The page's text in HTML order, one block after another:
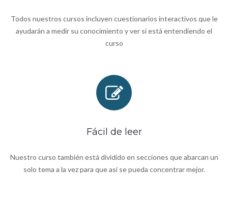
Todos nuestros cursos incluyen cuestionarios interactivos que le
ayudarán a medir su conocimiento y ver si está entendiendo el
curso
Fácil de leer
Nuestro curso también está dividido en secciones que abarcan un
solo tema a la vez para que así se pueda concentrar mejor.